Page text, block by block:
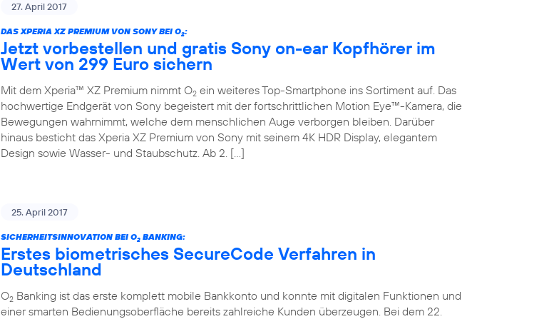
27. April 2017
DAS XPERIA XZ PREMIUM VON SONY BEI O2:
Jetzt vorbestellen und gratis Sony on-ear Kopfhörer im
Wert von 299 Euro sichern
Mit dem Xperia™ XZ Premium nimmt O2 ein weiteres Top-Smartphone ins Sortiment auf. Das
hochwertige Endgerät von Sony begeistert mit der fortschrittlichen Motion Eye™-Kamera, die
Bewegungen wahrnimmt, welche dem menschlichen Auge verborgen bleiben. Darüber
hinaus besticht das Xperia XZ Premium von Sony mit seinem 4K HDR Display, elegantem
Design sowie Wasser- und Staubschutz. Ab 2. […]
25. April 2017
SICHERHEITSINNOVATION BEI O2 BANKING:
Erstes biometrisches SecureCode Verfahren in
Deutschland
O2 Banking ist das erste komplett mobile Bankkonto und konnte mit digitalen Funktionen und
einer smarten Bedienungsoberfläche bereits zahlreiche Kunden überzeugen. Bei dem 22.